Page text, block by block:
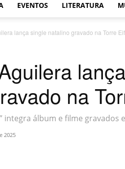
EVENTOS LITERATURA
lança single natalino gravado na Torre
na
integra álbum e filme gravados
2025